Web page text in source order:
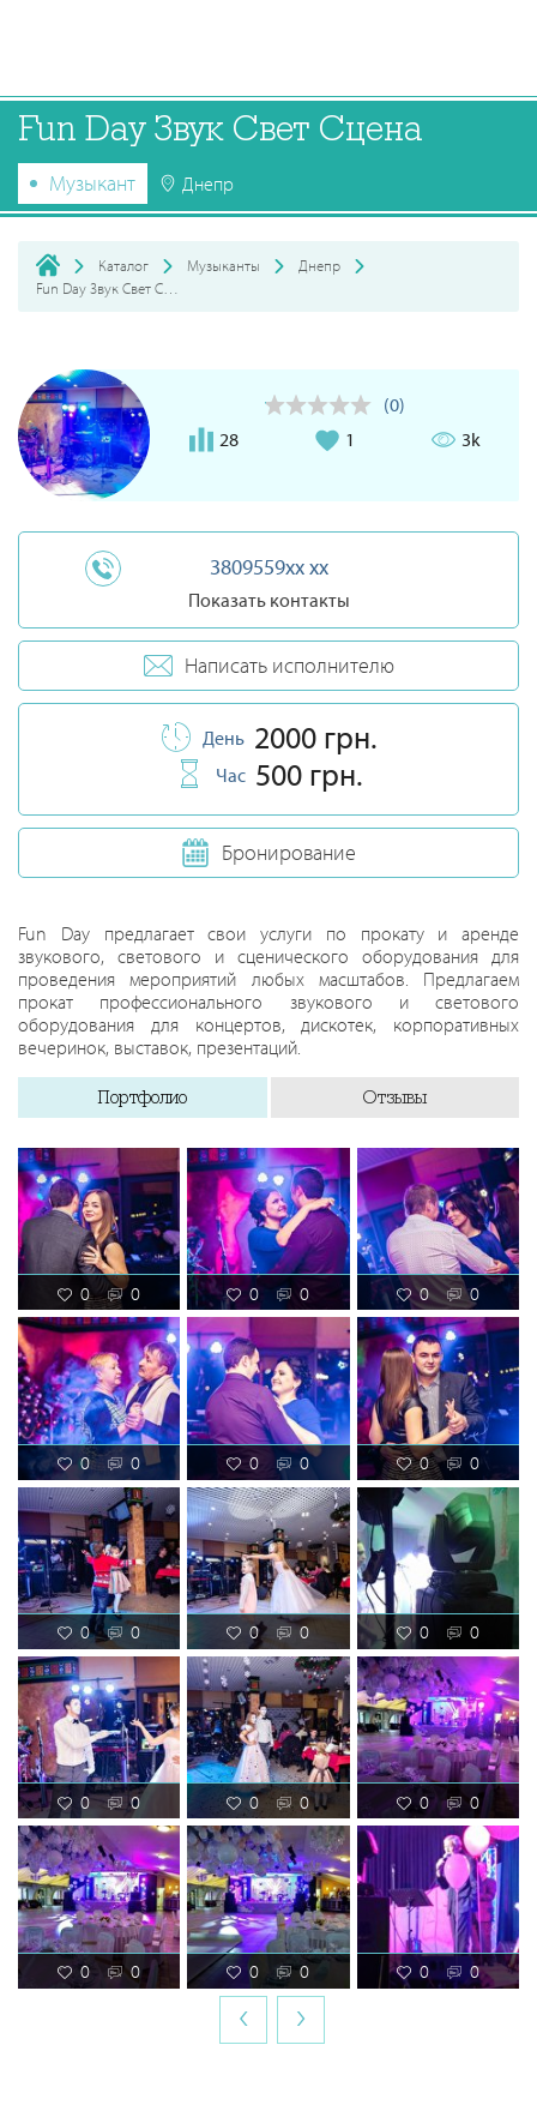
Fun Day Звук Свет Сцена
Музыкант Днепр
Каталог Музыканты
Днепр
(0)
28
1 3k
3809559xx xx
Показать контакты
Написать исполнителю
День 2000 грн.
Час 500 грн.
Бронирование
Fun Day предлагает свои услуги по прокату и аренде
звукового, светового и сценического оборудования для
проведения мероприятий любых масштабов. Предлагаем
прокат профессионального звукового и светового
оборудования для концертов, дискотек, корпоративных
вечеринок, выставок, презентаций.
Портфолио Отзывы
0 0 0 0 0 0
0 0 0 0 0 0
0 0 0 0 0 0
0 0 0 0 0 0
0 0 0 0 0 0
‹ ›